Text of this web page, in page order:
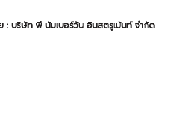
: บริษัท พี นัมเบอร์วัน อินสตรูเม้นท์ จำกัด